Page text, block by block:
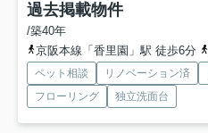
過去掲載物件
/築40年
京阪本線「香里園」駅 徒歩6分
ペット相談 リノベーション済
フローリング
独立洗面台